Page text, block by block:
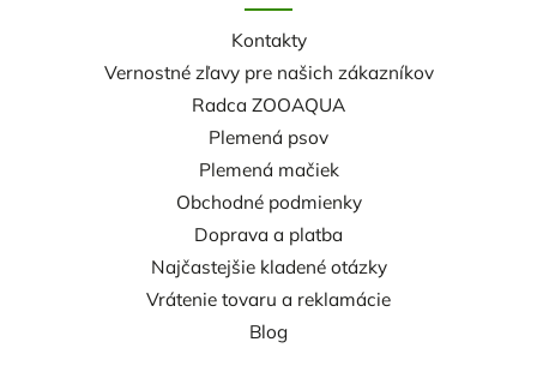
Kontakty
Vernostné zľavy pre našich zákazníkov
Radca ZOOAQUA
Plemená psov
Plemená mačiek
Obchodné podmienky
Doprava a platba
Najčastejšie kladené otázky
Vrátenie tovaru a reklamácie
Blog